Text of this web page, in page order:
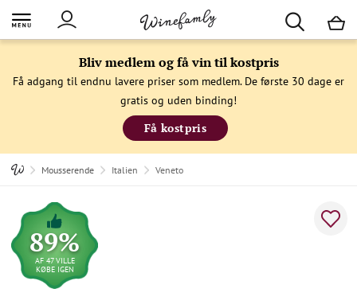
Bliv medlem og få vin til kostpris
Få adgang til endnu lavere priser som medlem. De første 30 dage er
gratis og uden binding!
Få kostpris
Mousserende Italien Veneto
89%
AF 47 VILLE
KØBE IGEN